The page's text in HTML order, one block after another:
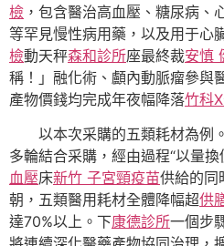
檢 ，包含醫治高血壓、糖尿病、
等罕見慢性病用藥，以及用于心
檢動天秤森和診所座最終裁安慎
稱！」融化術、顱內動脈瘤參與
產物價錢均完成年夜幅降落竹科
以本次采購的五類耗材為例
多輪結合采購，經由過程“以量
血壓床新竹 子宮頸疫苗供給的同
朝，五類醫用耗材全體降幅超供
達70%以上。下康德診所一個步